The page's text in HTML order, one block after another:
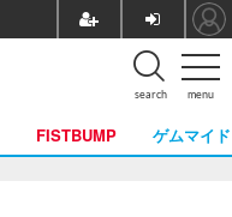
menu
search
FISTBUMP ゲムマイド